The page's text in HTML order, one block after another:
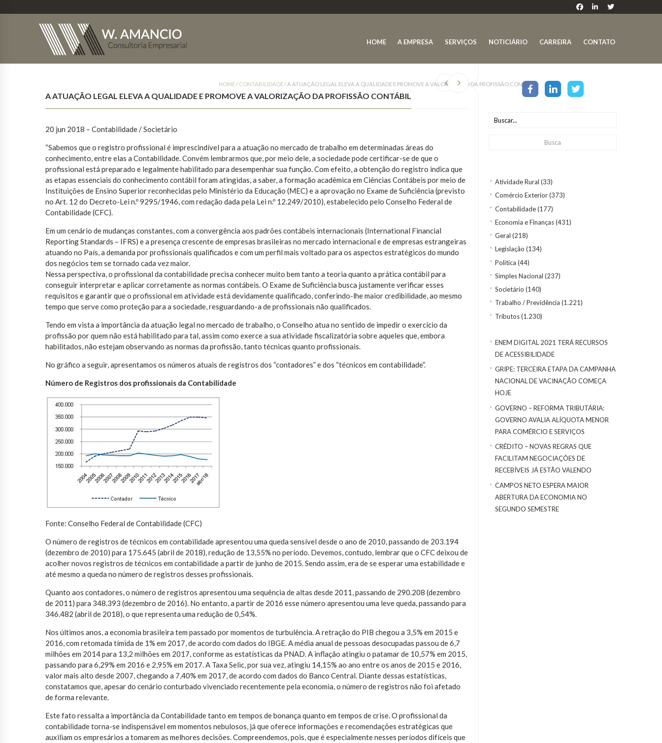
HOME A EMPRESA SERVIÇOS NOTICIÁRIO CARREIRA CONTATO
Atividade Rural (33)
Comércio Exterior(373)
Contabilidade(177)
Economia e Finanças(431)
Geral (218)
Legislação (134)
Política (44)
Simples Nacional (237)
Societário (140)
Trabalho / Previdência (1.221)
Tributos(1.230)
ENEM DIGITAL 2021 TERÁ RECURSOS
DE ACESSIBILIDADE
GRIPE: TERCEIRA ETAPA DA CAMPANHA
NACIONAL DE VACINAÇÃO COMEÇA
HOJE
GOVERNO – REFORMA TRIBUTÁRIA:
GOVERNO AVALIA ALÍQUOTA MENOR
PARA COMÉRCIO E SERVIÇOS
CRÉDITO – NOVAS REGRAS QUE
FACILITAM NEGOCIAÇÕES DE
RECEBÍVEIS JÁ ESTÃO VALENDO
CAMPOS NETO ESPERA MAIOR
ABERTURA DA ECONOMIA NO
SEGUNDO SEMESTRE
HOME/ CONTABILIDADE/A ATUAÇÃO LEGAL ELEVA A QUALIDADE E PROMOVE A VALORIZAÇÃO DA PROFISSÃO CONTÁBIL
A ATUAÇÃO LEGAL ELEVA A QUALIDADE E PROMOVE A VALORIZAÇÃO DA PROFISSÃO CONTÁBIL
20 jun 2018 – Contabilidade / Societário
“Sabemos que o registro profissional é imprescindível para a atuação no mercado de trabalho em determinadas áreas do
conhecimento, entre elas a Contabilidade. Convém lembrarmos que, por meio dele, a sociedade pode certificar-se de que o
profissional está preparado e legalmente habilitado para desempenhar sua função. Com efeito, a obtenção do registro indica que
as etapas essenciais do conhecimento contábil foram atingidas, a saber, a formação acadêmica em Ciências Contábeis por meio de
Instituições de Ensino Superior reconhecidas pelo Ministério da Educação (MEC) e a aprovação no Exame de Suficiência (previsto
no Art. 12 do Decreto-Lei n.º 9295/1946, com redação dada pela Lei n.º 12.249/2010), estabelecido pelo Conselho Federal de
Contabilidade (CFC).
Em um cenário de mudanças constantes, com a convergência aos padrões contábeis internacionais (International Financial
Reporting Standards – IFRS) e a presença crescente de empresas brasileiras no mercado internacional e de empresas estrangeiras
atuando no País, a demanda por profissionais qualificados e com um perfil mais voltado para os aspectos estratégicos do mundo
dos negócios tem se tornado cada vez maior.
Nessa perspectiva, o profissional da contabilidade precisa conhecer muito bem tanto a teoria quanto a prática contábil para
conseguir interpretar e aplicar corretamente as normas contábeis. O Exame de Suficiência busca justamente verificar esses
requisitos e garantir que o profissional em atividade está devidamente qualificado, conferindo-lhe maior credibilidade, ao mesmo
tempo que serve como proteção para a sociedade, resguardando-a de profissionais não qualificados.
Tendo em vista a importância da atuação legal no mercado de trabalho, o Conselho atua no sentido de impedir o exercício da
profissão por quem não está habilitado para tal, assim como exerce a sua atividade fiscalizatória sobre aqueles que, embora
habilitados, não estejam observando as normas da profissão, tanto técnicas quanto profissionais.
No gráfico a seguir, apresentamos os números atuais de registros dos “contadores” e dos “técnicos em contabilidade”.
Número de Registros dos profissionais da Contabilidade
Fonte: Conselho Federal de Contabilidade (CFC)
O número de registros de técnicos em contabilidade apresentou uma queda sensível desde o ano de 2010, passando de 203.194
(dezembro de 2010) para 175.645 (abril de 2018), redução de 13,55% no período. Devemos, contudo, lembrar que o CFC deixou de
acolher novos registros de técnicos em contabilidade a partir de junho de 2015. Sendo assim, era de se esperar uma estabilidade e
até mesmo a queda no número de registros desses profissionais.
Quanto aos contadores, o número de registros apresentou uma sequência de altas desde 2011, passando de 290.208 (dezembro
de 2011) para 348.393 (dezembro de 2016). No entanto, a partir de 2016 esse número apresentou uma leve queda, passando para
346.482 (abril de 2018), o que representa uma redução de 0,54%.
Nos últimos anos, a economia brasileira tem passado por momentos de turbulência. A retração do PIB chegou a 3,5% em 2015 e
2016, com retomada tímida de 1% em 2017, de acordo com dados do IBGE. A média anual de pessoas desocupadas passou de 6,7
milhões em 2014 para 13,2 milhões em 2017, conforme as estatísticas da PNAD. A inflação atingiu o patamar de 10,57% em 2015,
passando para 6,29% em 2016 e 2,95% em 2017. A Taxa Selic, por sua vez, atingiu 14,15% ao ano entre os anos de 2015 e 2016,
valor mais alto desde 2007, chegando a 7,40% em 2017, de acordo com dados do Banco Central. Diante dessas estatísticas,
constatamos que, apesar do cenário conturbado vivenciado recentemente pela economia, o número de registros não foi afetado
de forma relevante.
Este fato ressalta a importância da Contabilidade tanto em tempos de bonança quanto em tempos de crise. O profissional da
contabilidade torna-se indispensável em momentos nebulosos, já que oferece informações e recomendações estratégicas que
auxiliam os empresários a tomarem as melhores decisões. Compreendemos, pois, que é especialmente nesses períodos difíceis que